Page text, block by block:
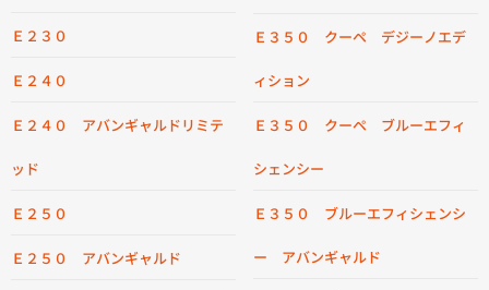
Ｅ２３０
Ｅ２４０
Ｅ２４０ アバンギャルドリミテ
ッド
Ｅ２５０
Ｅ２５０ アバンギャルド
Ｅ３５０ クーペ デジーノエデ
ィション
Ｅ３５０ クーペ ブルーエフィ
シェンシー
Ｅ３５０ ブルーエフィシェンシ
ー アバンギャルド